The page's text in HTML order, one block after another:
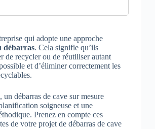
qui adopte une approche
débarras. Cela signifie qu’ils
de recycler ou de réutiliser autant
et d’éliminer correctement les
débarras de cave sur mesure
soigneuse et une
Prenez en compte ces
de votre projet de débarras de cave